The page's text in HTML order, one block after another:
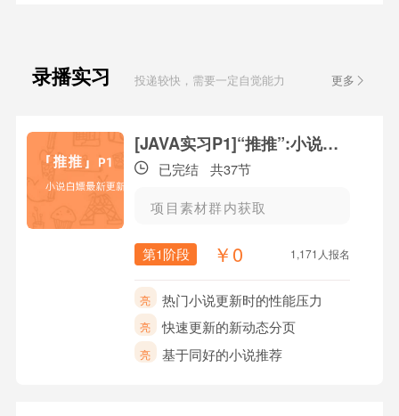
录播实习
投递较快，需要一定自觉能力 更多
[JAVA实习P1]“推推”:小说白嫖最新更新
已完结 共37节
项目素材群内获取
第1阶段 ￥0 1,171人报名
亮 热门小说更新时的性能压力
亮 快速更新的新动态分页
亮 基于同好的小说推荐